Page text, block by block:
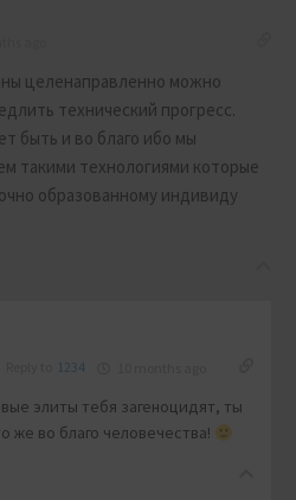
целенаправленно можно
технический прогресс.
быть и во благо ибо мы
такими технологиями которые
образованному индивиду
1234
элиты тебя загеноцидят, ты
же во благо человечества!